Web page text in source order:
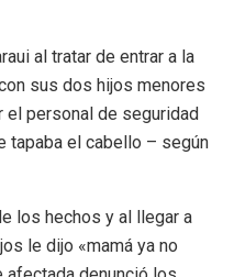
al tratar de entrar a la
sus dos hijos menores
el personal de seguridad
tapaba el cabello – según
los hechos y al llegar a
le dijo «mamá ya no